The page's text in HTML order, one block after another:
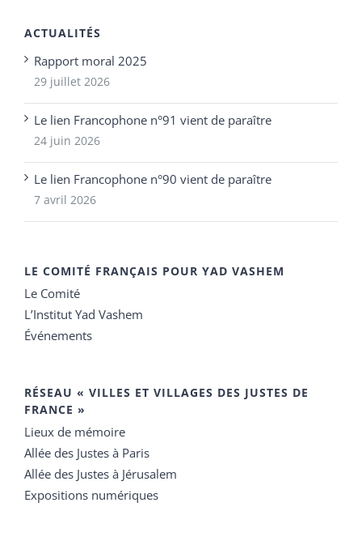
ACTUALITÉS
Rapport moral 2025
29 juillet 2026
Le lien Francophone n°91 vient de paraître
24 juin 2026
Le lien Francophone n°90 vient de paraître
7 avril 2026
LE COMITÉ FRANÇAIS POUR YAD VASHEM
Le Comité
L’Institut Yad Vashem
Événements
RÉSEAU « VILLES ET VILLAGES DES JUSTES DE
FRANCE »
Lieux de mémoire
Allée des Justes à Paris
Allée des Justes à Jérusalem
Expositions numériques